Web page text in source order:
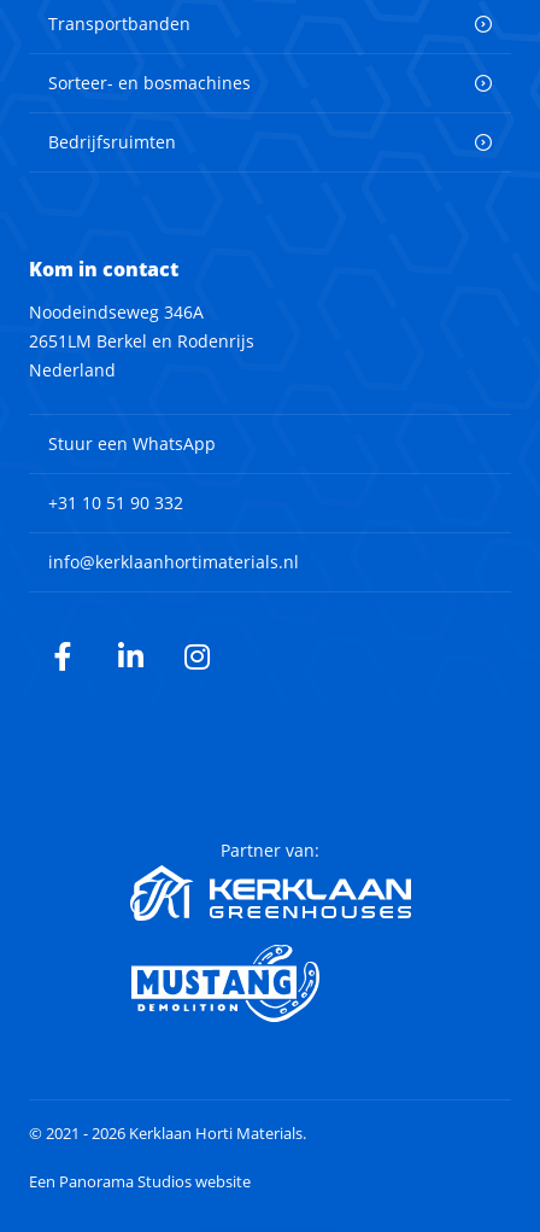
Transportbanden
Sorteer- en bosmachines
Bedrijfsruimten
Kom in contact
Noodeindseweg 346A
2651LM Berkel en Rodenrijs
Nederland
Stuur een WhatsApp
+31 10 51 90 332
info@kerklaanhortimaterials.nl
Facebook
LinkedInInstagram
Partner van:
© 2021 - 2026 Kerklaan Horti Materials.
Een Panorama Studios website